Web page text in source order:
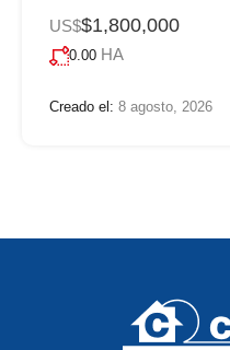
US$$1,800,000
0.00 HA
Creado el: 8 agosto, 2026